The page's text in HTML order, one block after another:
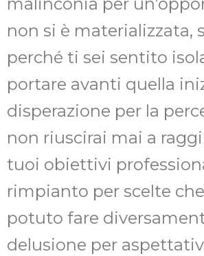
non si è materializzata,
perché ti sei sentito
portare avanti quella
disperazione per la
non riuscirai mai a
tuoi obiettivi
rimpianto per scelte
potuto fare
delusione per